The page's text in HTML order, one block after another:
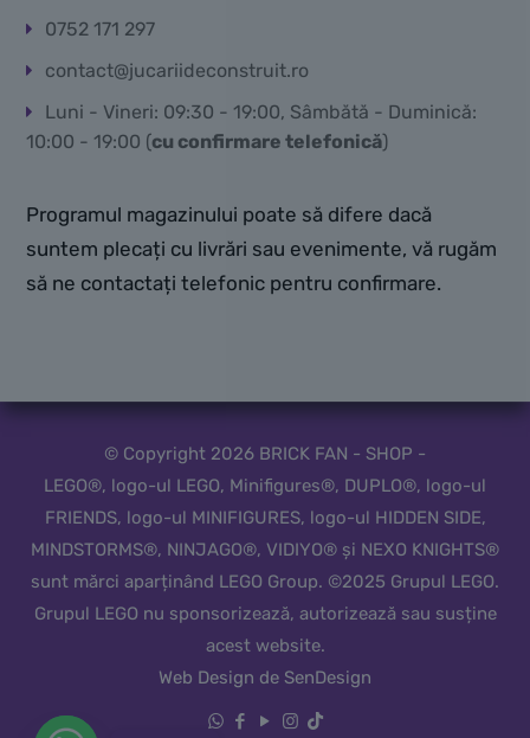
0752 171 297
contact@jucariideconstruit.ro
Luni - Vineri: 09:30 - 19:00, Sâmbătă - Duminică:
10:00 - 19:00 (cu confirmare telefonică)
Programul magazinului poate să difere dacă
suntem plecați cu livrări sau evenimente, vă rugăm
să ne contactați telefonic pentru confirmare.
© Copyright 2026 BRICK FAN - SHOP -
LEGO®, logo-ul LEGO, Minifigures®, DUPLO®, logo-ul
FRIENDS, logo-ul MINIFIGURES, logo-ul HIDDEN SIDE,
MINDSTORMS®, NINJAGO®, VIDIYO® și NEXO KNIGHTS®
sunt mărci aparținând LEGO Group. ©2025 Grupul LEGO.
Grupul LEGO nu sponsorizează, autorizează sau susține
acest website.
Web Design de SenDesign